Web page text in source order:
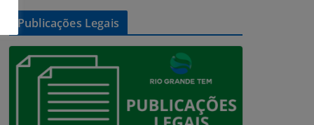
Publicações Legais